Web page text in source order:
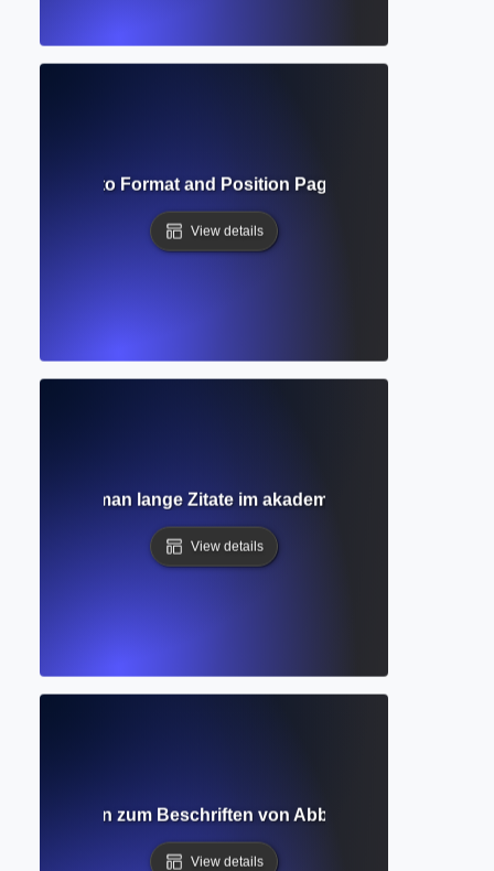
How to Format and Position Page Numbers in
View details
Wie man lange Zitate im akademischen Schreiben
View details
Leitfaden zum Beschriften von Abbildungen und
View details